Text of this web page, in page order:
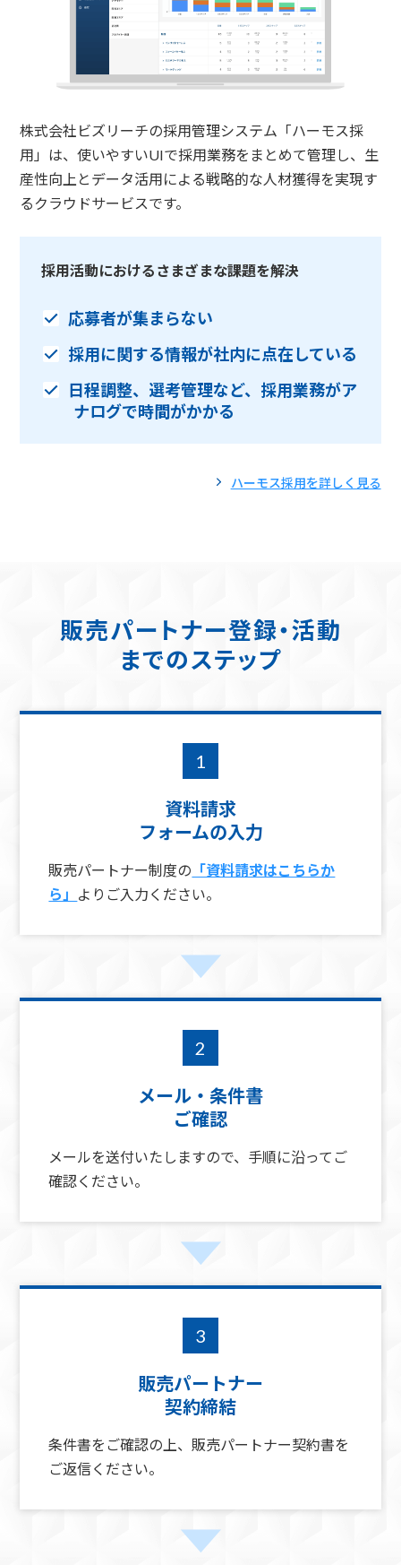
株式会社ビズリーチの採用管理システム「ハーモス採
用」は、使いやすいUIで採用業務をまとめて管理し、生
産性向上とデータ活用による戦略的な人材獲得を実現す
るクラウドサービスです。
採用活動におけるさまざまな課題を解決
応募者が集まらない
採用に関する情報が社内に点在している
日程調整、選考管理など、採用業務がア
ナログで時間がかかる
ハーモス採用を詳しく見る
販売パートナー登録・活動
までのステップ
1
資料請求
フォームの入力
販売パートナー制度の 「資料請求はこちらか
ら」 よりご入力ください。
2
メール・条件書
ご確認
メールを送付いたしますので、手順に沿ってご
確認ください。
3
販売パートナー
契約締結
条件書をご確認の上、販売パートナー契約書を
ご返信ください。